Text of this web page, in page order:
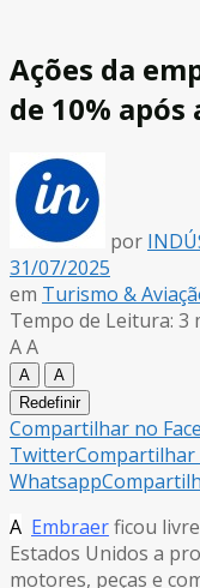
Ações da
de 10% após
por
31/07/2025
em Turismo &
Tempo de Leitura: 3
AA
A
A
Redefinir
Compartilhar no
Twitter
Whatsapp
A Embraerficou
Estados Unidos a
motores, peças e